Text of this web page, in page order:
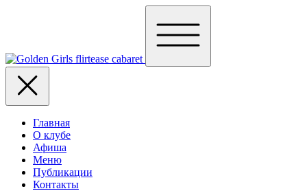
Главная
О клубе
Афиша
Меню
Публикации
Контакты